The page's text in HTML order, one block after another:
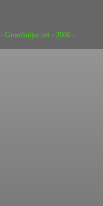
- Groothuijse.net - 2006 -